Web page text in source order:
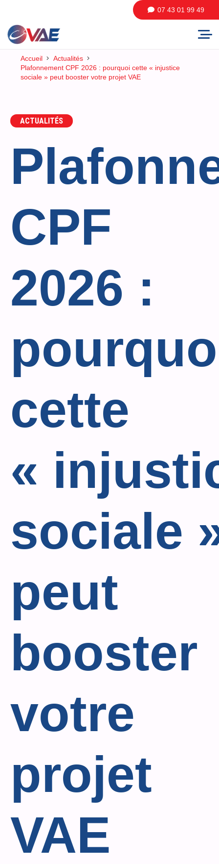
07 43 01 99 49
Accueil
Actualités
Plafonnement CPF 2026 : pourquoi cette « injustice
sociale » peut booster votre projet VAE
ACTUALITÉS
CPF
2026 :
cette
«
sociale
peut
booster
votre
projet
VAE